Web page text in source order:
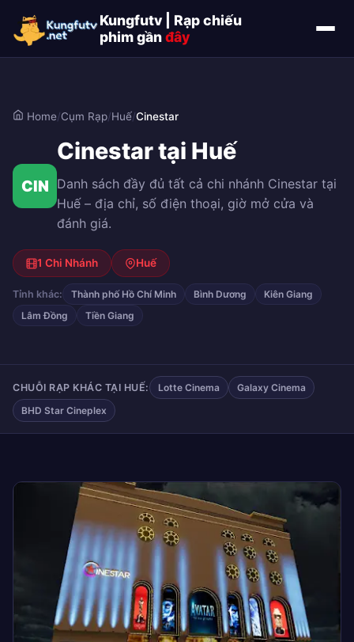
Kungfutv | Rạp chiếu
phim gầnđây
Home/Cụm Rạp/Huế/Cinestar
CIN
Cinestar tại Huế
Danh sách đầy đủ tất cả chi nhánh Cinestar tại
Huế – địa chỉ, số điện thoại, giờ mở cửa và
đánh giá.
1 Chi Nhánh Huế
Tỉnh khác: Thành phố Hồ Chí Minh Bình Dương
Kiên Giang
Lâm Đồng
Tiền Giang
CHUỖI RẠP KHÁC TẠI HUẾ: Lotte Cinema
Galaxy Cinema
BHD Star Cineplex